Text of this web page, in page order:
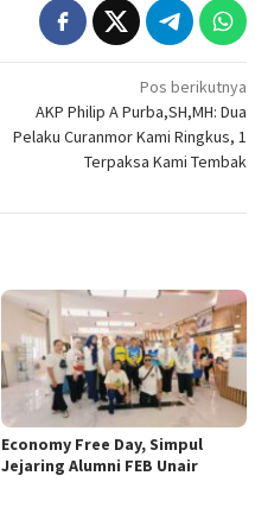
Pos berikutnya
AKP Philip A Purba,SH,MH: Dua
Pelaku Curanmor Kami Ringkus, 1
Terpaksa Kami Tembak
Economy Free Day, Simpul
Jejaring Alumni FEB Unair